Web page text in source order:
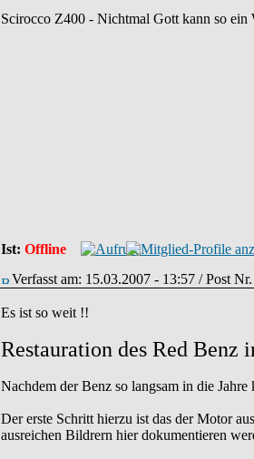
Scirocco Z400 - Nichtmal Gott kann so ein
Ist: Offline
Verfasst am: 15.03.2007 - 13:57 / Post
Es ist so weit !!
Restauration des Red Benz
Nachdem der Benz so langsam in die
Der erste Schritt hierzu ist das der Motor
ausreichen Bildrern hier dokumentieren